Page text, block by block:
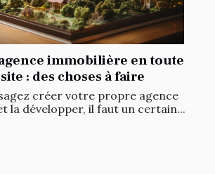
immobilière en toute
: des choses à faire
créer votre propre agence
la développer, il faut un certain...